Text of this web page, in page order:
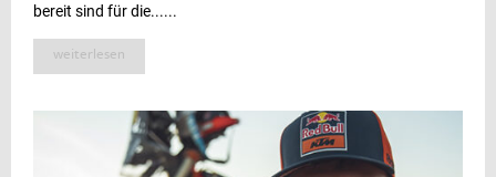
bereit sind für die......
weiterlesen